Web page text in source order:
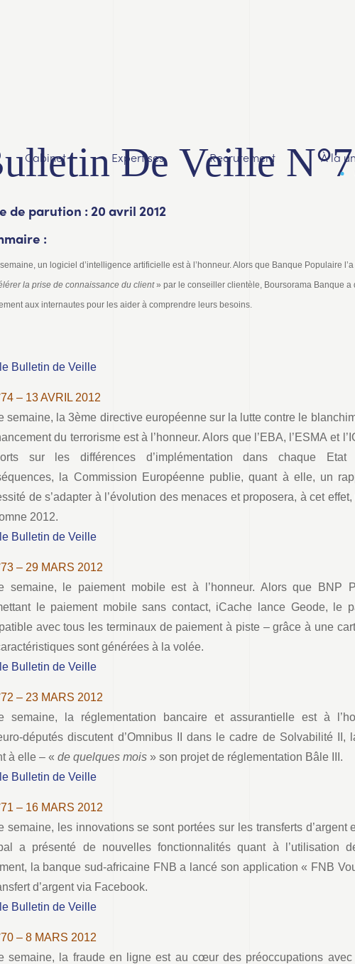
Cabinet Expertises Recrutement À la
De Veille
de parution : 20 avril 2012
:
un logiciel d’intelligence artificielle est à l’honneur. Alors que Banque Populaire
la prise de connaissance du client» par le conseiller clientèle, Boursorama Banque
aux internautes pour les aider à comprendre leurs besoins.
Bulletin de Veille
– 13 AVRIL 2012
semaine, la 3ème directive européenne sur la lutte contre le
du terrorisme est à l’honneur. Alors que l’EBA, l’ESMA et
sur les différences d’implémentation dans chaque
la Commission Européenne publie, quant à elle, un
de s’adapter à l’évolution des menaces et proposera, à cet
2012.
Bulletin de Veille
– 29 MARS 2012
semaine, le paiement mobile est à l’honneur. Alors que BNP
le paiement mobile sans contact, iCache lance Geode, le
avec tous les terminaux de paiement à piste – grâce à une
sont générées à la volée.
Bulletin de Veille
– 23 MARS 2012
semaine, la réglementation bancaire et assurantielle est à
députés discutent d’Omnibus II dans le cadre de Solvabilité II,
à elle – « de quelques mois» son projet de réglementation Bâle III.
Bulletin de Veille
– 16 MARS 2012
semaine, les innovations se sont portées sur les transferts d’argent
a présenté de nouvelles fonctionnalités quant à l’utilisation
la banque sud-africaine FNB a lancé son application « FNB
d’argent via Facebook.
Bulletin de Veille
– 8 MARS 2012
semaine, la fraude en ligne est au cœur des préoccupations avec